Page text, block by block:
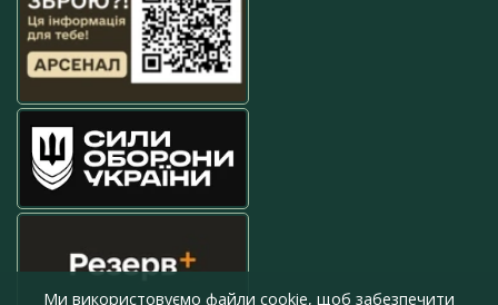
Ми використовуємо файли cookie, щоб забезпечити